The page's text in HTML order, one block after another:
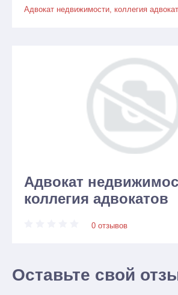
Адвокат недвижимости, коллегия
Адвокат
коллегия адвокатов
0 отзывов
Оставьте свой